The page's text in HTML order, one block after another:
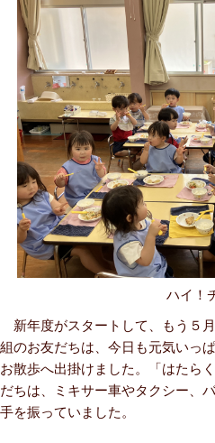
ハイ！
新年度がスタートして、もう５
組のお友だちは、今日も元気いっ
お散歩へ出掛けました。「はたら
だちは、ミキサー車やタクシー、
手を振っていました。